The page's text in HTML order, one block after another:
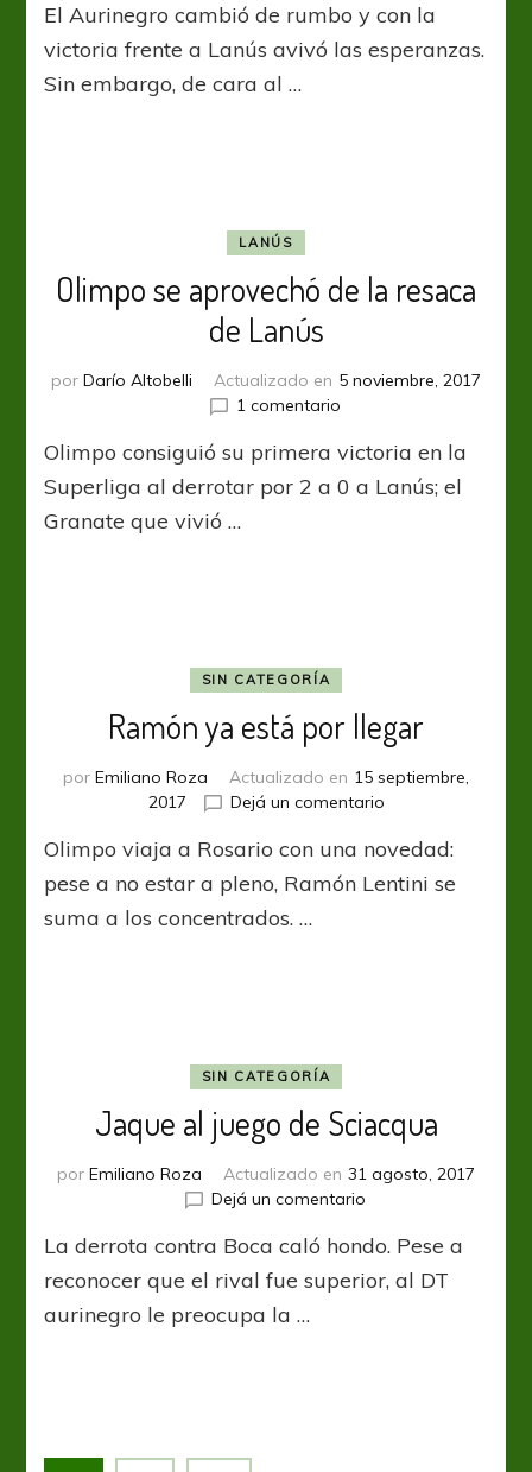
Depetris,
Olimpo
buscará
El Aurinegro cambió de rumbo y con la
victoria frente a Lanús avivó las esperanzas.
Sin embargo, de cara al …
LANÚS
Olimpo se aprovechó de la resaca
de Lanús
por Darío Altobelli Actualizado en 5 noviembre, 2017
1 comentarioen
se
aprovechó
Olimpo consiguió su primera victoria en la
Superliga al derrotar por 2 a 0 a Lanús; el
Granate que vivió …
SIN CATEGORÍA
Ramón ya está por llegar
por Emiliano Roza Actualizado en 15 septiembre,
2017
Dejá un comentarioen
ya
está
Olimpo viaja a Rosario con una novedad:
pese a no estar a pleno, Ramón Lentini se
suma a los concentrados. …
SIN CATEGORÍA
Jaque al juego de Sciacqua
por Emiliano Roza Actualizado en 31 agosto, 2017
Dejá un comentarioen
al
juego
La derrota contra Boca caló hondo. Pese a
reconocer que el rival fue superior, al DT
aurinegro le preocupa la …